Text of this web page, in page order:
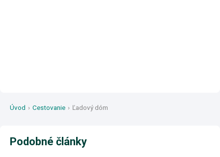
Úvod › Cestovanie › Ľadový dóm
Podobné články